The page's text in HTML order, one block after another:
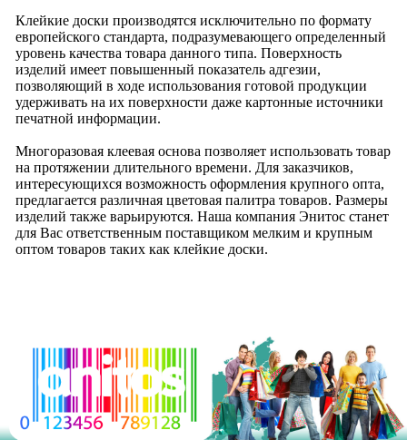
Клейкие доски производятся исключительно по формату
европейского стандарта, подразумевающего определенный
уровень качества товара данного типа. Поверхность
изделий имеет повышенный показатель адгезии,
позволяющий в ходе использования готовой продукции
удерживать на их поверхности даже картонные источники
печатной информации.
Многоразовая клеевая основа позволяет использовать товар
на протяжении длительного времени. Для заказчиков,
интересующихся возможность оформления крупного опта,
предлагается различная цветовая палитра товаров. Размеры
изделий также варьируются. Наша компания Энитос станет
для Вас ответственным поставщиком мелким и крупным
оптом товаров таких как клейкие доски.